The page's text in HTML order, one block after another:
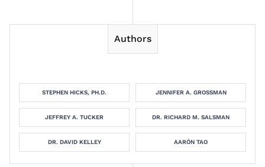
Authors
STEPHEN HICKS, PH.D. JENNIFER A. GROSSMAN
JEFFREY A. TUCKER DR. RICHARD M. SALSMAN
DR. DAVID KELLEY AARÓN TAO